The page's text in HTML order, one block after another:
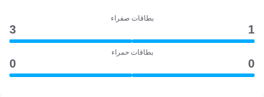
بطاقات صفراء
1
3
بطاقات حمراء
0
0